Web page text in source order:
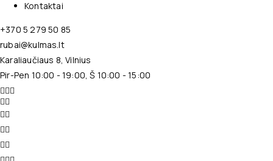
Kontaktai
+370 5 279 50 85
rubai@kulmas.lt
Karaliaučiaus 8, Vilnius
Pir-Pen 10:00 - 19:00, Š 10:00 - 15:00